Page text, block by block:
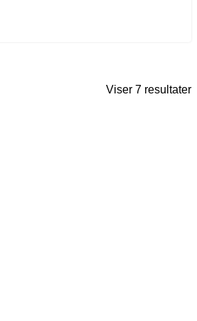
Viser 7 resultater